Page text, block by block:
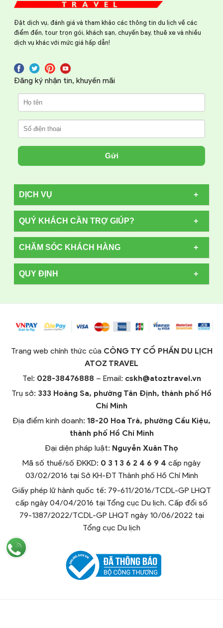
Đặt dịch vụ, đánh giá và tham khảo các thông tin du lịch về các
điểm đến, tour trọn gói, khách sạn, chuyến bay, thuê xe và nhiều
dịch vụ khác với mức giá hấp dẫn!
Đăng ký nhận tin, khuyến mãi
Gửi
DỊCH VỤ
QUÝ KHÁCH CẦN TRỢ GIÚP?
CHĂM SÓC KHÁCH HÀNG
QUY ĐỊNH
Trang web chính thức của CÔNG TY CỔ PHẦN DU LỊCH
ATOZ TRAVEL
Tel: 028-38476888 – Email: cskh@atoztravel.vn
Trụ sở: 333 Hoàng Sa, phường Tân Định, thành phố Hồ
Chí Minh
Địa điểm kinh doanh: 18-20 Hoa Trà, phường Cầu Kiệu,
thành phố Hồ Chí Minh
Đại diện pháp luật: Nguyễn Xuân Thọ
Mã số thuế/số ĐKKD: 0 3 1 3 6 2 4 6 9 4 cấp ngày
03/02/2016 tại Sở KH-ĐT Thành phố Hồ Chí Minh
Giấy phép lữ hành quốc tế: 79-611/2016/TCDL-GP LHQT
cấp ngày 04/04/2016 tại Tổng cục Du lịch. Cấp đổi số
79-1387/2022/TCDL-GP LHQT ngày 10/06/2022 tại
Tổng cục Du lịch